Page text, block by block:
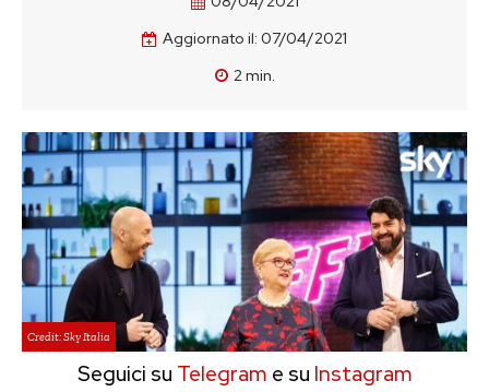
Aggiornato il: 07/04/2021
2min.
Credit: Sky Italia
Seguici su Telegram e su Instagram